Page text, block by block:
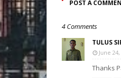
POST A
4 Comments
TULUS
June
Thanks